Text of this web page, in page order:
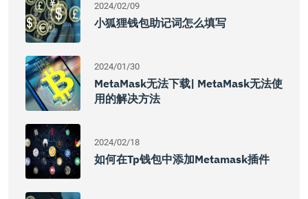
2024/02/09
小狐狸钱包助记词怎么填写
2024/01/30
MetaMask无法下载| MetaMask无法使
用的解决方法
2024/02/18
如何在tp钱包中添加Metamask插件